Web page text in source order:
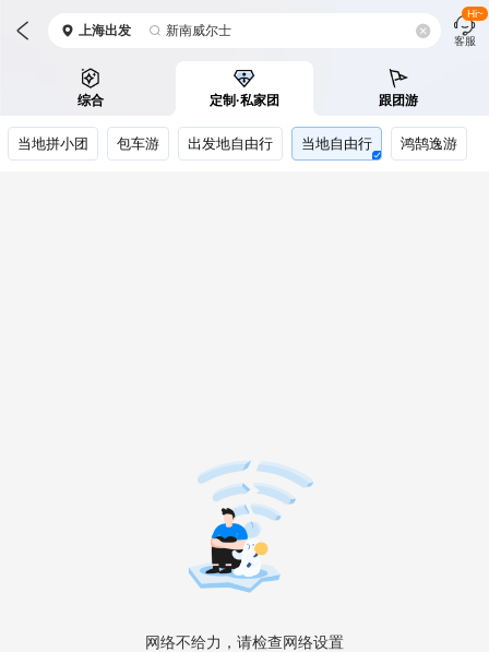
上海出发 新南威尔士
客服
Hi~
综合 定制·私家团 跟团游
当地拼小团 包车游 出发地自由行 当地自由行 鸿鹄逸游
网络不给力，请检查网络设置